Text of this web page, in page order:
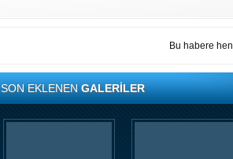
Bu habere
SON EKLENENGALERİLER